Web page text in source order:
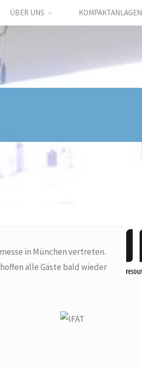
ÜBER UNS KOMPAKTANLAGEN
in München vertreten.
alle Gäste bald wieder